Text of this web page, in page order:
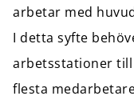
arbetar med
I detta syfte
arbetsstationer
flesta